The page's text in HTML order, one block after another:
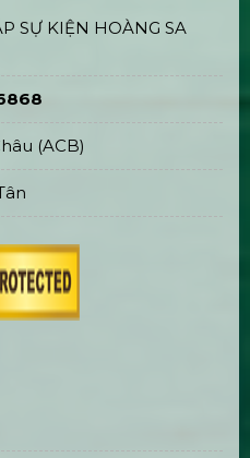
SỰ KIỆN HOÀNG SA
(ACB)